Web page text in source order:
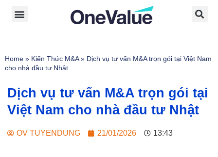
Home » Kiến Thức M&A» Dịch vụ tư vấn M&A trọn gói tại Việt Nam
cho nhà đầu tư Nhật
Dịch vụ tư vấn M&A trọn gói tại
Việt Nam cho nhà đầu tư Nhật
OV TUYENDUNG 21/01/2026 13:43